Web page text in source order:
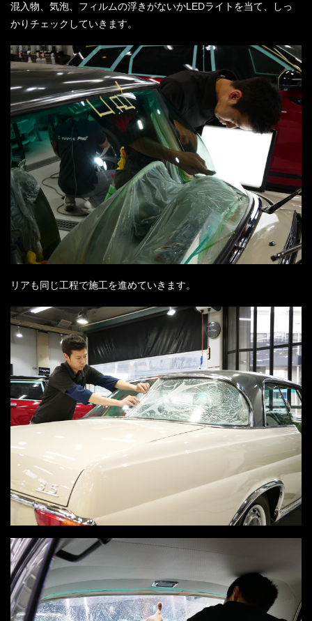
混入物、気泡、フィルムの浮きがないかLEDライトを当て、しっ
かりチェックしていきます。
リアも同じ工程で施工を進めていきます。